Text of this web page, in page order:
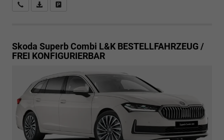
Rückrufbitte absenden
PDF-Datei, Fahrzeugexposé drucken
Skoda Superb Combi L&K BESTELLFAHRZEUG /
FREI KONFIGURIERBAR